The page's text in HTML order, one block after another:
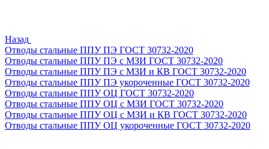
Назад
Отводы стальные ППУ ПЭ ГОСТ 30732-2020
Отводы стальные ППУ ПЭ с МЗИ ГОСТ 30732-2020
Отводы стальные ППУ ПЭ с МЗИ и КВ ГОСТ 30732-2020
Отводы стальные ППУ ПЭ укороченные ГОСТ 30732-2020
Отводы стальные ППУ ОЦ ГОСТ 30732-2020
Отводы стальные ППУ ОЦ с МЗИ ГОСТ 30732-2020
Отводы стальные ППУ ОЦ с МЗИ и КВ ГОСТ 30732-2020
Отводы стальные ППУ ОЦ укороченные ГОСТ 30732-2020